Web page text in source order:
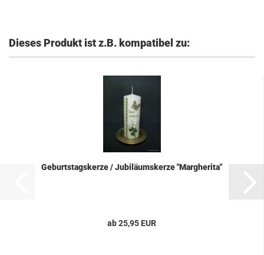
Dieses Produkt ist z.B. kompatibel zu:
Geburtstagskerze / Jubiläumskerze "Margherita"
ab 25,95 EUR